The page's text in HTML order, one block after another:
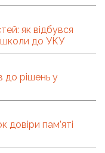
як відбувся
школи до УКУ
до рішень у
довіри пам’яті